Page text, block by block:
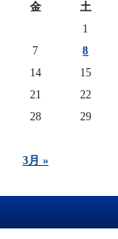
金 土
3月 »
1
7
8
14
15
21
22
28
29